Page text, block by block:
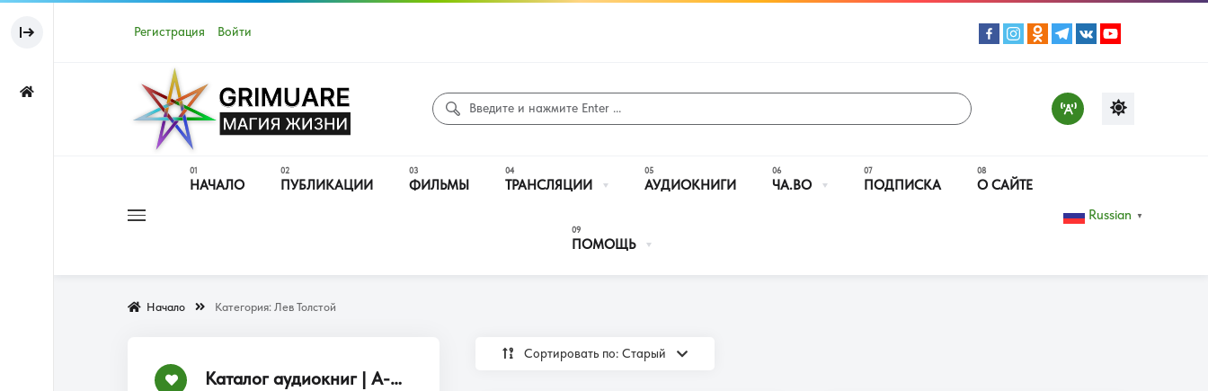
Регистрация Войти
НАЧАЛО ПУБЛИКАЦИИ ФИЛЬМЫ ТРАНСЛЯЦИИ АУДИОКНИГИ ЧА.ВО ПОДПИСКА О САЙТЕ
ПОМОЩЬ
Russian ▼
Начало Категория: Лев Толстой
Сортировать по: Cтарый
Каталог аудиокниг | А-Я